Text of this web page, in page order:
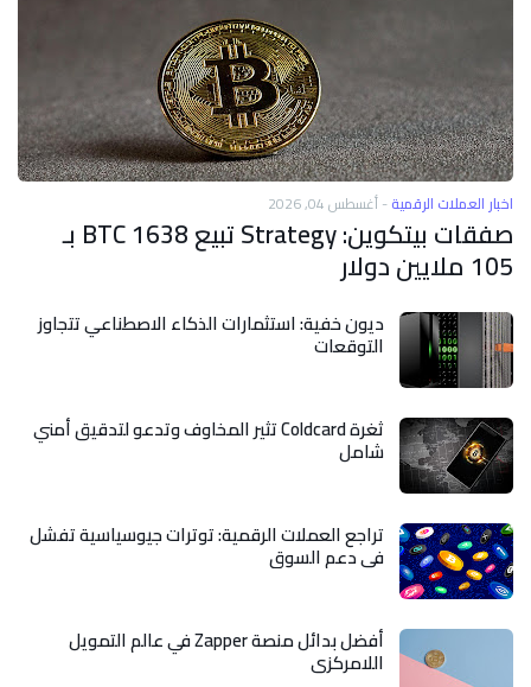
اخبار العملات الرقمية-أغسطس 04, 2026
صفقات بيتكوين: Strategy تبيع 1638 BTC بـ
105 ملايين دولار
ديون خفية: استثمارات الذكاء الاصطناعي تتجاوز
التوقعات
ثغرة Coldcard تثير المخاوف وتدعو لتدقيق أمني
شامل
تراجع العملات الرقمية: توترات جيوسياسية تفشل
في دعم السوق
أفضل بدائل منصة Zapper في عالم التمويل
اللامركزي